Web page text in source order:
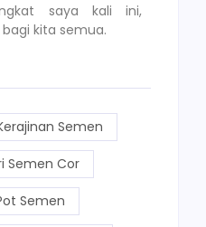
saya kali ini,
kita semua.
Semen
Semen Cor
Semen